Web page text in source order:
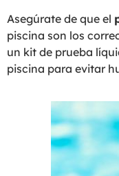
Asegúrate de que el
piscina son los
un kit de prueba
piscina para evitar